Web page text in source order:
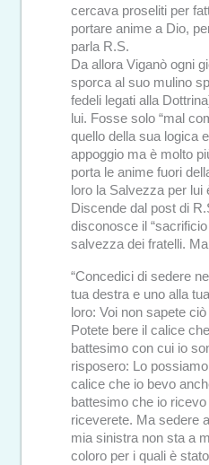
cercava proseliti per
portare anime a Dio,
parla R.S.
Da allora Viganò ogni
sporca al suo mulino
fedeli legati alla
lui. Fosse solo “mal
quello della sua logica
appoggio ma è molto
porta le anime fuori
loro la Salvezza per lui
Discende dal post di
disconosce il
salvezza dei fratelli.
“Concedici di sedere
tua destra e uno alla
loro: Voi non sapete
Potete bere il calice
battesimo con cui io
risposero: Lo
calice che io bevo
battesimo che io
riceverete. Ma sedere
mia sinistra non sta a
coloro per i quali è